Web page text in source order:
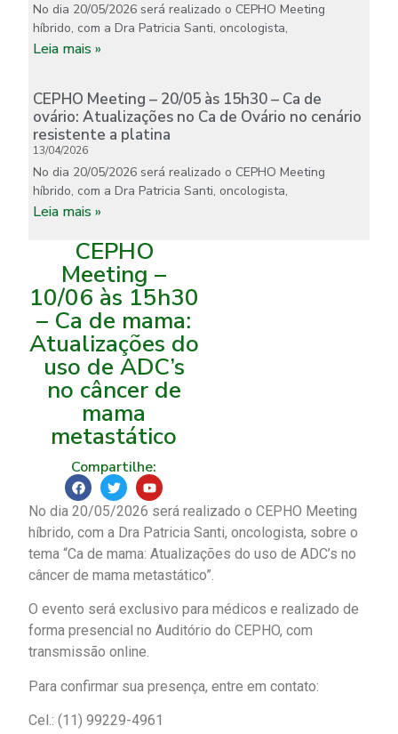
No dia 20/05/2026 será realizado o CEPHO Meeting
híbrido, com a Dra Patricia Santi, oncologista,
Leia mais »
CEPHO Meeting – 20/05 às 15h30 – Ca de
ovário: Atualizações no Ca de Ovário no cenário
resistente a platina
13/04/2026
No dia 20/05/2026 será realizado o CEPHO Meeting
híbrido, com a Dra Patricia Santi, oncologista,
Leia mais »
CEPHO
Meeting –
10/06 às 15h30
– Ca de mama:
Atualizações do
uso de ADC’s
no câncer de
mama
metastático
Compartilhe:
No dia 20/05/2026 será realizado o CEPHO Meeting
híbrido, com a Dra Patricia Santi, oncologista, sobre o
tema “Ca de mama: Atualizações do uso de ADC’s no
câncer de mama metastático”.
O evento será exclusivo para médicos e realizado de
forma presencial no Auditório do CEPHO, com
transmissão online.
Para confirmar sua presença, entre em contato:
Cel.: (11) 99229-4961